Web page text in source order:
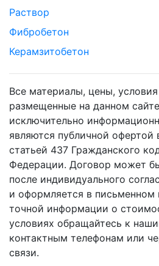
Раствор
Фибробетон
Керамзитобетон
Все материалы, цены,
размещенные на данном
исключительно
являются публичной офертой
статьей 437 Гражданского
Федерации. Договор может
после индивидуального
и оформляется в письменном
точной информации о
условиях обращайтесь к
контактным телефонам или
связи.